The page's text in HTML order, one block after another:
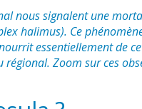
nous signalent une
halimus). Ce
essentiellement de
Zoom sur ces